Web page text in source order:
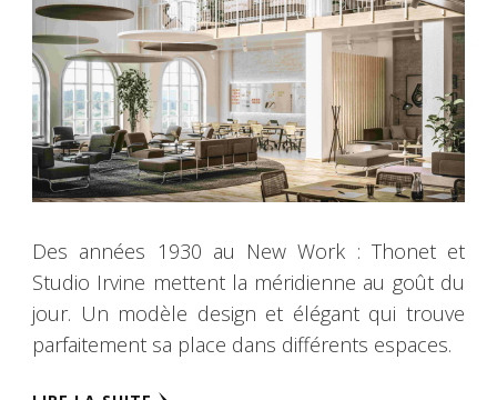
Des années 1930 au New Work : Thonet et
Studio Irvine mettent la méridienne au goût du
jour. Un modèle design et élégant qui trouve
parfaitement sa place dans différents espaces.